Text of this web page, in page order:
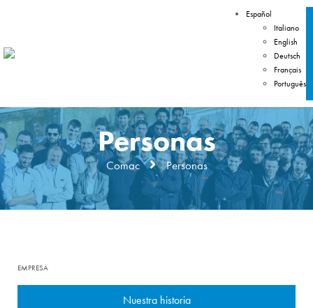
Español
Italiano
English
Deutsch
Français
Português
Personas
Comac Personas
EMPRESA
Nuestra historia